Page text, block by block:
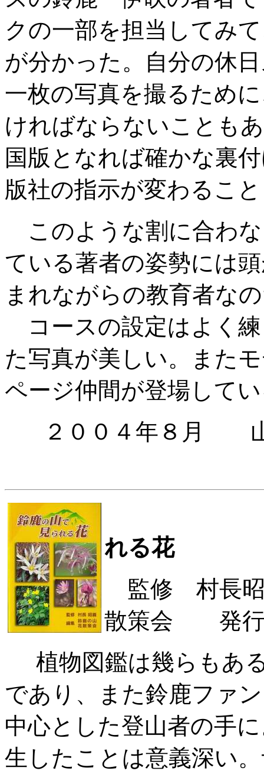
クの一部を担当してみ
が分かった。自分の休
一枚の写真を撮るため
ければならないことも
国版となれば確かな裏
版社の指示が変わるこ
このような割に合わ
ている著者の姿勢には
まれながらの教育者な
コースの設定はよく
た写真が美しい。また
ページ仲間が登場して
２００４年８月
れる花
監修 村長
散策会 発
植物図鑑は幾らもあ
であり、また鈴鹿ファ
中心とした登山者の手
生したことは意義深い